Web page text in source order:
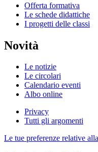
Offerta formativa
Le schede didattiche
I progetti delle classi
Novità
Le notizie
Le circolari
Calendario eventi
Albo online
Privacy
Tutti gli argomenti
Le tue preferenze relative